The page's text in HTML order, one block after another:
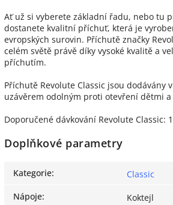
Ať už si vyberete základní řadu, nebo tu
dostanete kvalitní příchuť, která je
evropských surovin. Příchutě značky
celém světě právě díky vysoké kvalitě a
příchutím.
Příchutě Revolute Classic jsou dodávány
uzávěrem odolným proti otevření dětmi a
Doporučené dávkování Revolute Classic:
Doplňkové parametry
Kategorie:
Classic
Nápoje:
Koktejl